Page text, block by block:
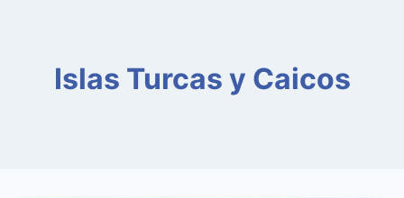
Islas Turcas y Caicos